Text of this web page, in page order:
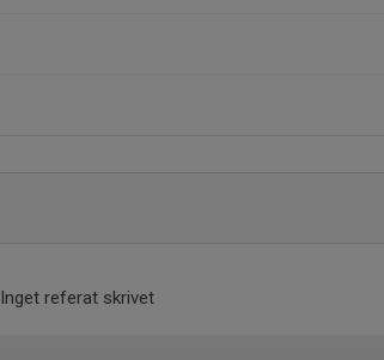
Inget referat skrivet